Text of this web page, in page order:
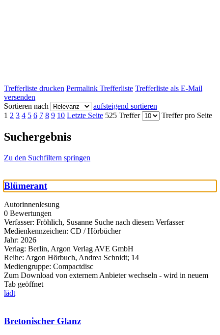
Trefferliste drucken Permalink Trefferliste Trefferliste als E-Mail
versenden
Sortieren nach
aufsteigend sortieren
1 2 3 4 5 6 7 8 9 10 Letzte Seite 525 Treffer Treffer pro Seite
Suchergebnis
Zu den Suchfiltern springen
Blümerant
Autorinnenlesung
0 Bewertungen
Verfasser: Fröhlich, Susanne Suche nach diesem Verfasser
Medienkennzeichen: CD / Hörbücher
Jahr: 2026
Verlag: Berlin, Argon Verlag AVE GmbH
Reihe: Argon Hörbuch, Andrea Schnidt; 14
Mediengruppe: Compactdisc
Zum Download von externem Anbieter wechseln - wird in neuem
Tab geöffnet
lädt
Bretonischer Glanz